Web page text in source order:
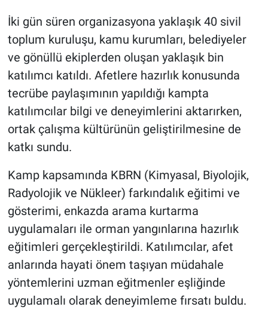
İki gün süren organizasyona yaklaşık 40 sivil
toplum kuruluşu, kamu kurumları, belediyeler
ve gönüllü ekiplerden oluşan yaklaşık bin
katılımcı katıldı. Afetlere hazırlık konusunda
tecrübe paylaşımının yapıldığı kampta
katılımcılar bilgi ve deneyimlerini aktarırken,
ortak çalışma kültürünün geliştirilmesine de
katkı sundu.
Kamp kapsamında KBRN (Kimyasal, Biyolojik,
Radyolojik ve Nükleer) farkındalık eğitimi ve
gösterimi, enkazda arama kurtarma
uygulamaları ile orman yangınlarına hazırlık
eğitimleri gerçekleştirildi. Katılımcılar, afet
anlarında hayati önem taşıyan müdahale
yöntemlerini uzman eğitmenler eşliğinde
uygulamalı olarak deneyimleme fırsatı buldu.